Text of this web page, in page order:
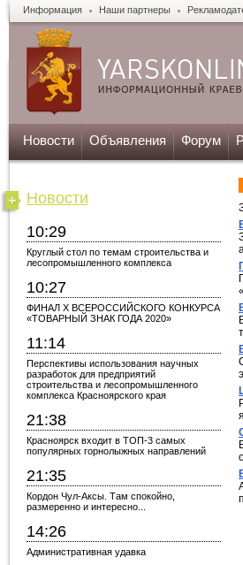
Информация Наши партнеры
Новости Объявления Форум
Новости
10:29
Круглый стол по темам строительства и
лесопромышленного комплекса
10:27
ФИНАЛ X ВСЕРОССИЙСКОГО КОНКУРСА
«ТОВАРНЫЙ ЗНАК ГОДА 2020»
11:14
Перспективы использования научных
разработок для предприятий
строительства и лесопромышленного
комплекса Красноярского края
21:38
Красноярск входит в ТОП-3 самых
популярных горнолыжных направлений
21:35
Кордон Чул-Аксы. Там спокойно,
размеренно и интересно...
14:26
Административная удавка